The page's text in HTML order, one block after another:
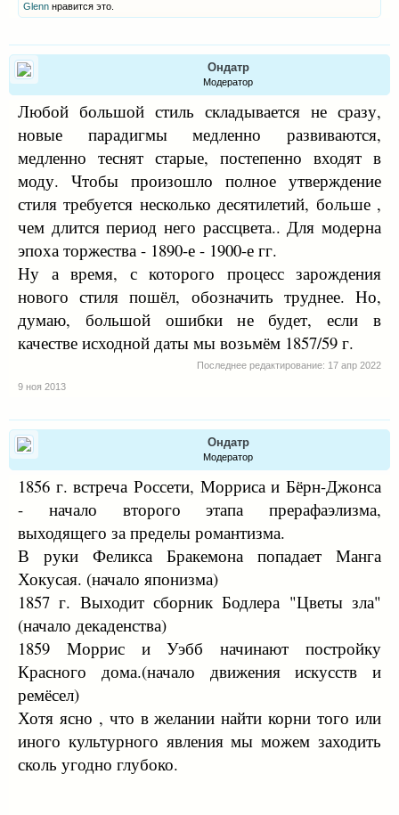
Glenn нравится это.
Ондатр
Модератор
Любой большой стиль складывается не сразу,
новые парадигмы медленно развиваются,
медленно теснят старые, постепенно входят в
моду. Чтобы произошло полное утверждение
стиля требуется несколько десятилетий, больше ,
чем длится период него рассцвета.. Для модерна
эпоха торжества - 1890-е - 1900-е гг.
Ну а время, с которого процесс зарождения
нового стиля пошёл, обозначить труднее. Но,
думаю, большой ошибки не будет, если в
качестве исходной даты мы возьмём 1857/59 г.
Последнее редактирование: 17 апр 2022
9 ноя 2013
Ондатр
Модератор
1856 г. встреча Россети, Морриса и Бёрн-Джонса
- начало второго этапа прерафаэлизма,
выходящего за пределы романтизма.
В руки Феликса Бракемона попадает Манга
Хокусая. (начало японизма)
1857 г. Выходит сборник Бодлера "Цветы зла"
(начало декаденства)
1859 Моррис и Уэбб начинают постройку
Красного дома.(начало движения искусств и
ремёсел)
Хотя ясно , что в желании найти корни того или
иного культурного явления мы можем заходить
сколь угодно глубоко.